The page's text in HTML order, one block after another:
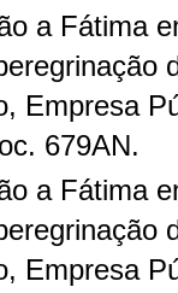
a Fátima
Empresa
679AN.
a Fátima
Empresa